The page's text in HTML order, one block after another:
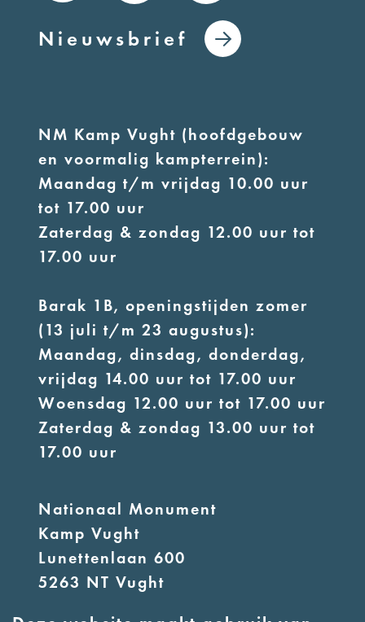
Nieuwsbrief
NM Kamp Vught (hoofdgebouw
en voormalig kampterrein):
Maandag t/m vrijdag 10.00 uur
tot 17.00 uur
Zaterdag & zondag 12.00 uur tot
17.00 uur
Barak 1B, openingstijden zomer
(13 juli t/m 23 augustus):
Maandag, dinsdag, donderdag,
vrijdag 14.00 uur tot 17.00 uur
Woensdag 12.00 uur tot 17.00 uur
Zaterdag & zondag 13.00 uur tot
17.00 uur
Nationaal Monument
Kamp Vught
Lunettenlaan 600
5263 NT Vught